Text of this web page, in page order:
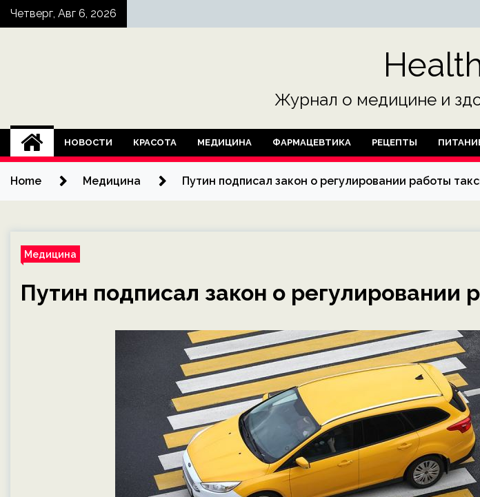
SkipЧетверг, Авг 6, 2026
Журнал о медицине и
НОВОСТИ КРАСОТА МЕДИЦИНА ФАРМАЦЕВТИКА РЕЦЕПТЫ
Home Медицина Путин подписал закон о регулировании работы
Медицина
Путин подписал закон о регулировании